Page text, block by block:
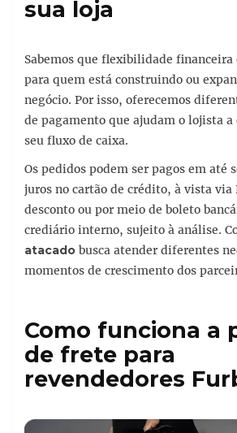
sua loja
Sabemos que flexibilidade
para quem está construindo ou
negócio. Por isso, oferecemos
de pagamento que ajudam o lojista
seu fluxo de caixa.
Os pedidos podem ser pagos em até
juros no cartão de crédito, à vista via
desconto ou por meio de boleto
crediário interno, sujeito à análise.
atacado busca atender diferentes
momentos de crescimento dos
Como funciona a
de frete para
revendedores